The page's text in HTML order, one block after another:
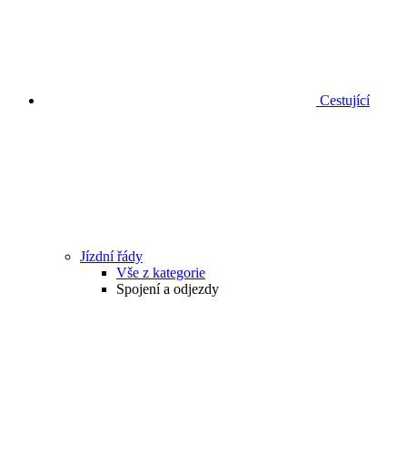
Cestující
Jízdní řády
Vše z kategorie
Spojení a odjezdy